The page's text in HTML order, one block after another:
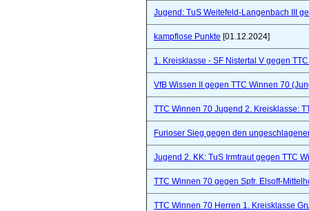
Jugend: TuS Weitefeld-Langenbach III
kampflose Punkte [01.12.2024]
1. Kreisklasse - SF Nistertal V gegen
VfB Wissen II gegen TTC Winnen 70
TTC Winnen 70 Jugend 2. Kreisklasse:
Furioser Sieg gegen den
Jugend 2. KK: TuS Irmtraut gegen TTC
TTC Winnen 70 gegen Spfr. Elsoff-
TTC Winnen 70 Herren 1. Kreisklasse